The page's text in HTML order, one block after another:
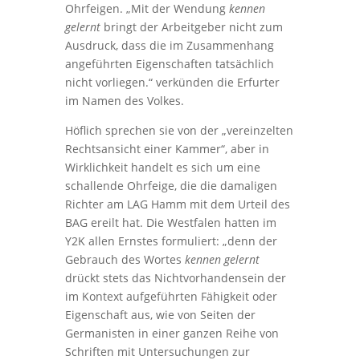
Ohrfeigen. „Mit der Wendung kennen
gelerntbringt der Arbeitgeber nicht zum
Ausdruck, dass die im Zusammenhang
angeführten Eigenschaften tatsächlich
nicht vorliegen.“ verkünden die Erfurter
im Namen des Volkes.
Höflich sprechen sie von der „vereinzelten
Rechtsansicht einer Kammer“, aber in
Wirklichkeit handelt es sich um eine
schallende Ohrfeige, die die damaligen
Richter am LAG Hamm mit dem Urteil des
BAG ereilt hat. Die Westfalen hatten im
Y2K allen Ernstes formuliert: „denn der
Gebrauch des Wortes kennen gelernt
drückt stets das Nichtvorhandensein der
im Kontext aufgeführten Fähigkeit oder
Eigenschaft aus, wie von Seiten der
Germanisten in einer ganzen Reihe von
Schriften mit Untersuchungen zur